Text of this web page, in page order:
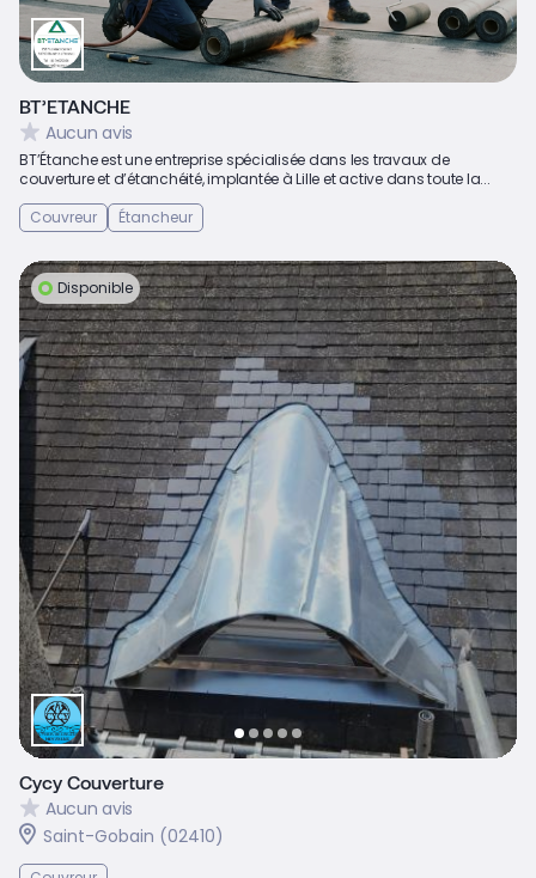
BT’ETANCHE
Aucun avis
BT’Étanche est une entreprise spécialisée dans les travaux de
couverture et d’étanchéité, implantée à Lille et active dans toute la...
Couvreur
Étancheur
Disponible
Cycy Couverture
Aucun avis
Saint-Gobain (02410)